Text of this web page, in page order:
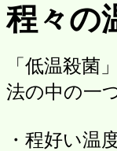
程々の
「低温殺
法の中の一
・程好い温